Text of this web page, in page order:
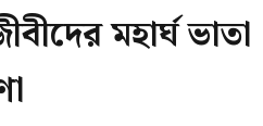
মহার্ঘ ভাতা